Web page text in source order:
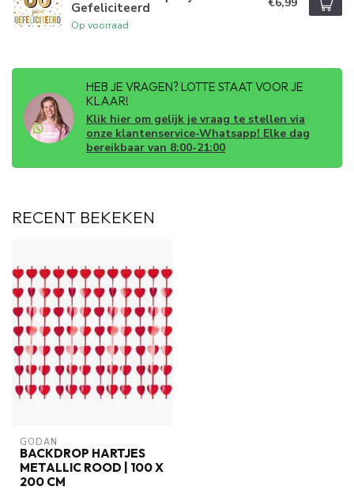
Gefeliciteerd
Op voorraad
HEB JE VRAGEN? LOTTE STAAT VOOR JE
KLAAR!
Klik hier om gelijk je vraag te stellen via
onze klantenservice-Whatsapp! Elke dag
bereikbaar van 8:00-21:00
RECENT BEKEKEN
GODAN
BACKDROP HARTJES
METALLIC ROOD | 100 X
200 CM